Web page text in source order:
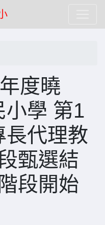
度曉
小學 第1
長代理教
甄選結
段開始